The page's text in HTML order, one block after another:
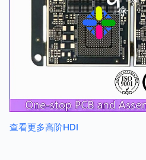
查看更多高阶HDI